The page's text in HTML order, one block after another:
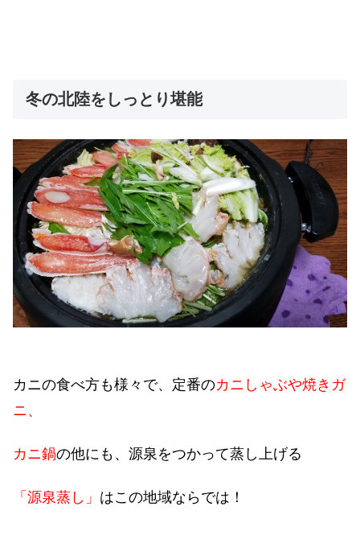
冬の北陸をしっとり堪能
カニの食べ方も様々で、定番のカニしゃぶや焼きガ
ニ、
カニ鍋の他にも、源泉をつかって蒸し上げる
「源泉蒸し」 はこの地域ならでは！